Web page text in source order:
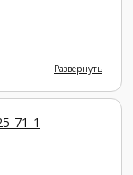
Развернуть
71-1